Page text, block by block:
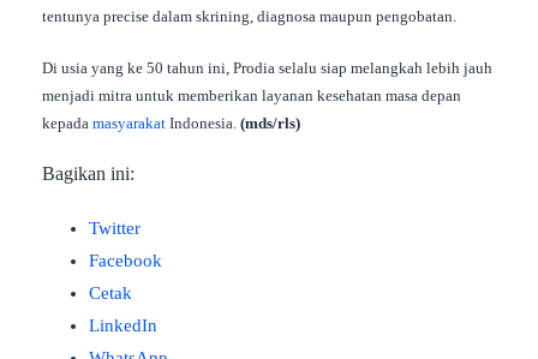
tentunya precise dalam skrining, diagnosa maupun pengobatan.
Di usia yang ke 50 tahun ini, Prodia selalu siap melangkah lebih jauh
menjadi mitra untuk memberikan layanan kesehatan masa depan
kepada masyarakat Indonesia. (mds/rls)
Bagikan ini:
Twitter
Facebook
Cetak
LinkedIn